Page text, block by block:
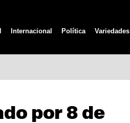
Internacional Política Variedades
por 8 de